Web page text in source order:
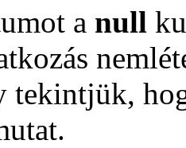
a null
tekintjük,